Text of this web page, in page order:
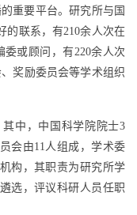
重要平台。研究所与国
的联系，有210余人次在
或顾问，有220余人次
奖励委员会等学术组织
中，中国科学院院士3
会由11人组成，学术委
构，其职责为研究所学
选，评议科研人员任职